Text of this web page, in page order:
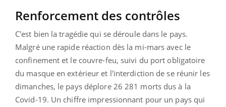
Renforcement des contrôles
C'est bien la tragédie qui se déroule dans le pays.
Malgré une rapide réaction dès la mi-mars avec le
confinement et le couvre-feu, suivi du port obligatoire
du masque en extérieur et l'interdiction de se réunir les
dimanches, le pays déplore 26 281 morts dus à la
Covid-19. Un chiffre impressionnant pour un pays qui